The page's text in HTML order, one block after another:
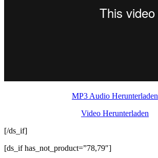
MP3 Audio Herunterladen
Video Herunterladen
[/ds_if]
[ds_if has_not_product=”78,79″]